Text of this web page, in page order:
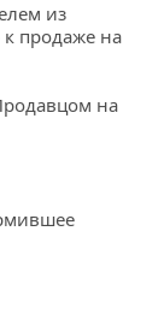
из
к продаже на
на